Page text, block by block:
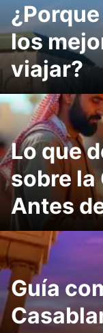
los
viajar?
Lo que
sobre
Antes
Guía